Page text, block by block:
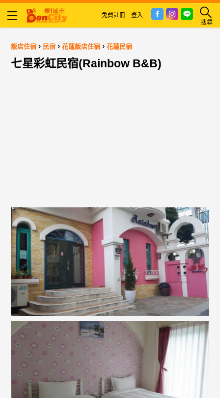
搜尋
免費註冊 登入
飯店住宿 › 民宿 ›花蓮飯店住宿 ›花蓮民宿
七星彩虹民宿(Rainbow B&B)